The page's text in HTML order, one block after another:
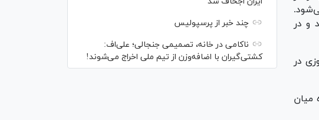
و در
در
میان
چند خبر از پرسپولیس
ناکامی در خانه، تصمیمی جنجالی؛ علی‌اف:
کشتی‌گیران با اضافه‌وزن از تیم ملی اخراج می‌شوند!